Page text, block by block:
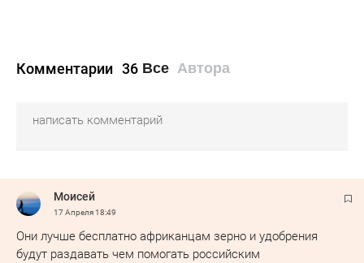
Комментарии 36 Все Автора
Moисeй
17 Апреля18:49
Они лучше бесплатно африканцам зерно и удобрения
будут раздавать чем помогать российским